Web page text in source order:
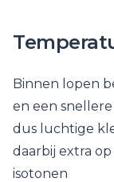
Binnen lopen
en een
dus luchtige
daarbij extra
isotonen